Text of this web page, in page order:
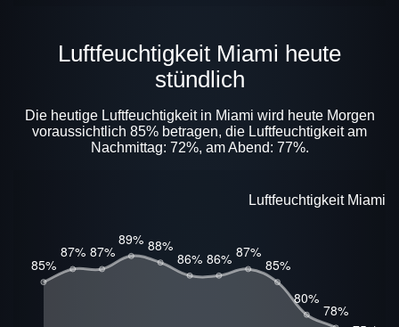
Luftfeuchtigkeit Miami heute
stündlich
Die heutige Luftfeuchtigkeit in Miami wird heute Morgen
voraussichtlich 85% betragen, die Luftfeuchtigkeit am
Nachmittag: 72%, am Abend: 77%.
Luftfeuchtigkeit Miami